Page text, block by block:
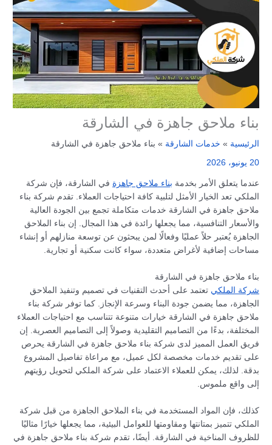
بناء ملاحق جاهزة في الشارقة
الرئيسية خدمات الشارقة بناء ملاحق جاهزة في الشارقة
20 يونيو، 2026
عندما يتعلق الأمر بخدمة بناء ملاحق جاهزة في الشارقة، فإن شركة
الملكي تعد الخيار الأمثل لتلبية كافة احتياجات العملاء. تقدم شركة بناء
ملاحق جاهزة في الشارقة خدمات متكاملة تجمع بين الجودة العالية
والأسعار التنافسية، مما يجعلها رائدة في هذا المجال. إن بناء الملاحق
الجاهزة يُعتبر حلاً عمليًا وفعالًا لمن يبحثون عن توسعة منازلهم أو إنشاء
مساحات إضافية لأغراض متعددة، سواء كانت سكنية أو تجارية.
بناء ملاحق جاهزة في الشارقة
شركة الملكي تعتمد على أحدث التقنيات في تصميم وتنفيذ الملاحق
الجاهزة، مما يضمن جودة البناء وسرعة الإنجاز. كما توفر شركة بناء
ملاحق جاهزة في الشارقة خيارات متنوعة تتناسب مع احتياجات العملاء
المختلفة، بدءًا من التصاميم التقليدية وصولاً إلى التصاميم العصرية. إن
فريق العمل المميز لدى شركة بناء ملاحق جاهزة في الشارقة يحرص
على تقديم خدمات مخصصة لكل عميل، مع مراعاة تفاصيل المشروع
بدقة. لذلك، يمكن للعملاء الاعتماد على شركة الملكي لتحويل رؤيتهم
إلى واقع ملموس.
كذلك، فإن المواد المستخدمة في بناء الملاحق الجاهزة من قبل شركة
الملكي تتميز بمتانتها ومقاومتها للعوامل البيئية، مما يجعلها خيارًا مثاليًا
للظروف المناخية في الشارقة. أيضًا، تقدم شركة بناء ملاحق جاهزة في